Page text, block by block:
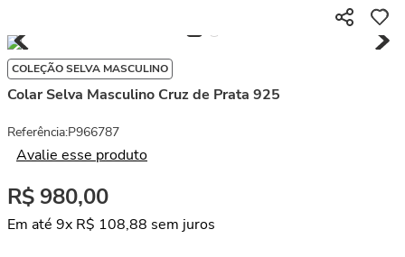
COLEÇÃO SELVA MASCULINO
Colar Selva Masculino Cruz de Prata 925
Referência:P966787
Avalie esse produto
R$ 980,00
Em até 9x R$ 108,88 sem juros